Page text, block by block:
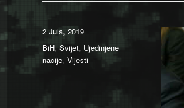
Posted
on
2 Jula, 2019
Categories
BiH, Svijet, Ujedinjene
nacije, Vijesti